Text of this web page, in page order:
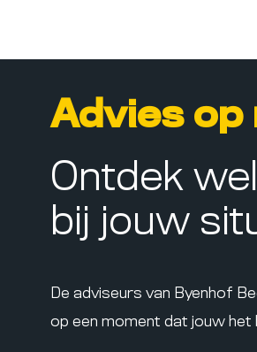
Advies op
Ontdek
bij jouw
De adviseurs van Byenhof
op een moment dat jouw